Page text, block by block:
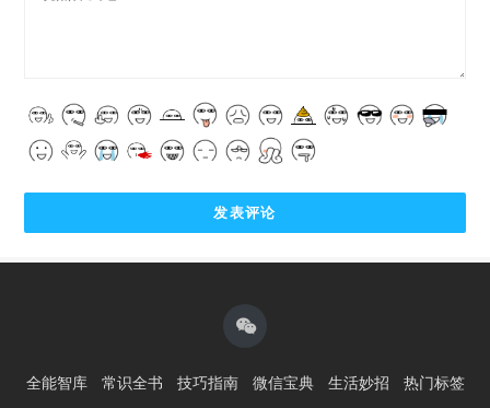
全能智库 常识全书 技巧指南 微信宝典 生活妙招 热门标签